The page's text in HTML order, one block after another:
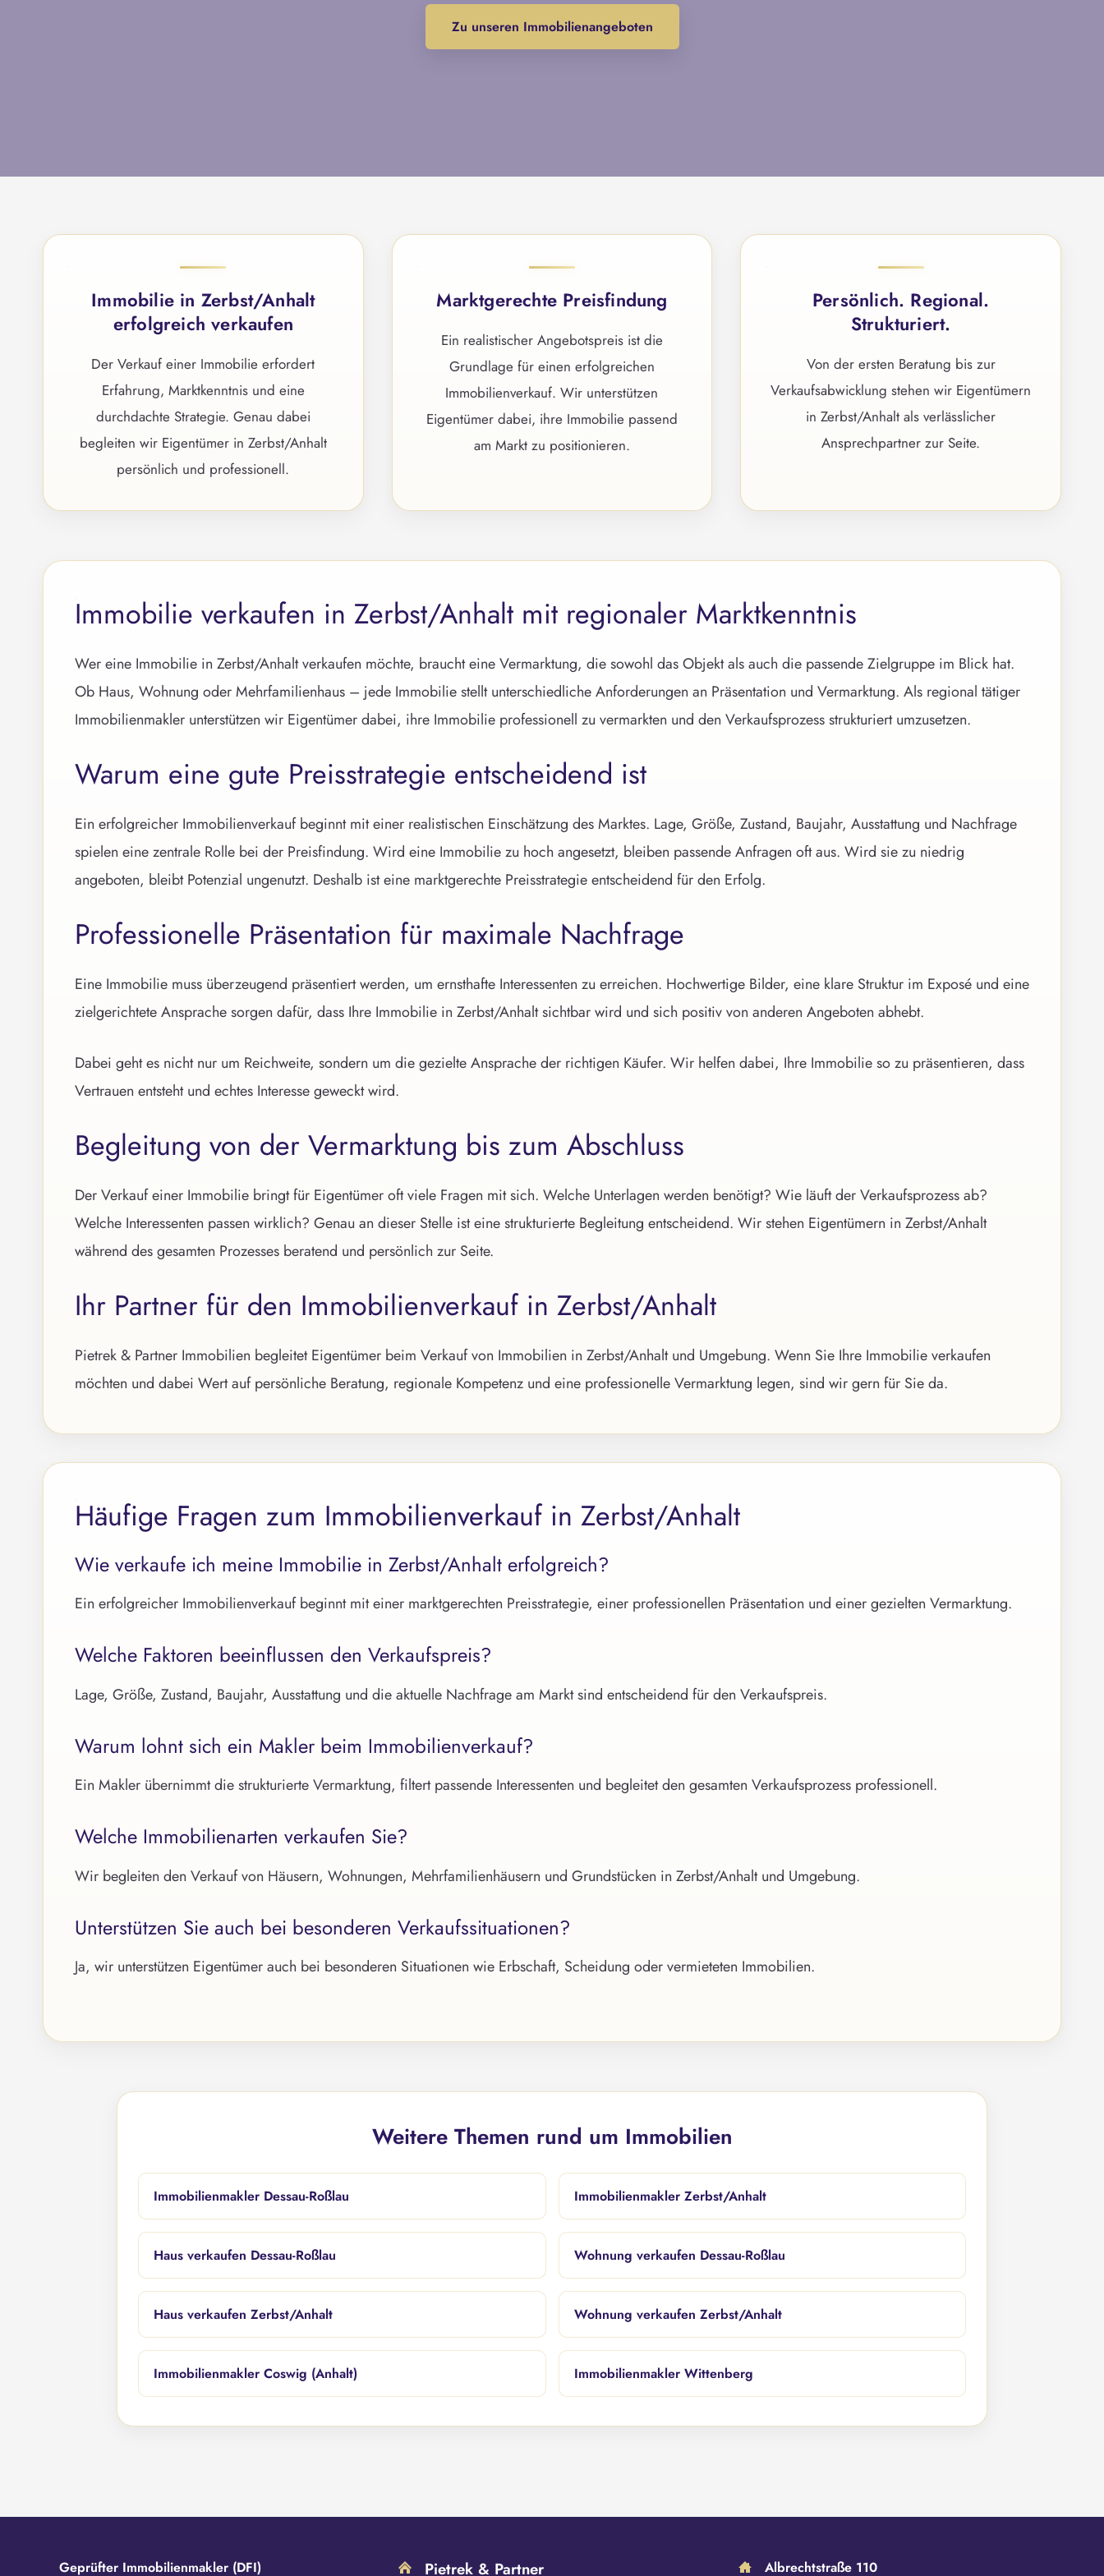
Zu unseren Immobilienangeboten
Immobilie in Zerbst/Anhalt
erfolgreich verkaufen
Der Verkauf einer Immobilie erfordert
Erfahrung, Marktkenntnis und eine
durchdachte Strategie. Genau dabei
begleiten wir Eigentümer in Zerbst/Anhalt
persönlich und professionell.
Marktgerechte Preisfindung
Ein realistischer Angebotspreis ist die
Grundlage für einen erfolgreichen
Immobilienverkauf. Wir unterstützen
Eigentümer dabei, ihre Immobilie passend
am Markt zu positionieren.
Persönlich. Regional.
Strukturiert.
Von der ersten Beratung bis zur
Verkaufsabwicklung stehen wir Eigentümern
in Zerbst/Anhalt als verlässlicher
Ansprechpartner zur Seite.
Immobilie verkaufen in Zerbst/Anhalt mit regionaler Marktkenntnis
Wer eine Immobilie in Zerbst/Anhalt verkaufen möchte, braucht eine Vermarktung, die sowohl das Objekt als auch die passende Zielgruppe im Blick hat.
Ob Haus, Wohnung oder Mehrfamilienhaus – jede Immobilie stellt unterschiedliche Anforderungen an Präsentation und Vermarktung. Als regional tätiger
Immobilienmakler unterstützen wir Eigentümer dabei, ihre Immobilie professionell zu vermarkten und den Verkaufsprozess strukturiert umzusetzen.
Warum eine gute Preisstrategie entscheidend ist
Ein erfolgreicher Immobilienverkauf beginnt mit einer realistischen Einschätzung des Marktes. Lage, Größe, Zustand, Baujahr, Ausstattung und Nachfrage
spielen eine zentrale Rolle bei der Preisfindung. Wird eine Immobilie zu hoch angesetzt, bleiben passende Anfragen oft aus. Wird sie zu niedrig
angeboten, bleibt Potenzial ungenutzt. Deshalb ist eine marktgerechte Preisstrategie entscheidend für den Erfolg.
Professionelle Präsentation für maximale Nachfrage
Eine Immobilie muss überzeugend präsentiert werden, um ernsthafte Interessenten zu erreichen. Hochwertige Bilder, eine klare Struktur im Exposé und eine
zielgerichtete Ansprache sorgen dafür, dass Ihre Immobilie in Zerbst/Anhalt sichtbar wird und sich positiv von anderen Angeboten abhebt.
Dabei geht es nicht nur um Reichweite, sondern um die gezielte Ansprache der richtigen Käufer. Wir helfen dabei, Ihre Immobilie so zu präsentieren, dass
Vertrauen entsteht und echtes Interesse geweckt wird.
Begleitung von der Vermarktung bis zum Abschluss
Der Verkauf einer Immobilie bringt für Eigentümer oft viele Fragen mit sich. Welche Unterlagen werden benötigt? Wie läuft der Verkaufsprozess ab?
Welche Interessenten passen wirklich? Genau an dieser Stelle ist eine strukturierte Begleitung entscheidend. Wir stehen Eigentümern in Zerbst/Anhalt
während des gesamten Prozesses beratend und persönlich zur Seite.
Ihr Partner für den Immobilienverkauf in Zerbst/Anhalt
Pietrek & Partner Immobilien begleitet Eigentümer beim Verkauf von Immobilien in Zerbst/Anhalt und Umgebung. Wenn Sie Ihre Immobilie verkaufen
möchten und dabei Wert auf persönliche Beratung, regionale Kompetenz und eine professionelle Vermarktung legen, sind wir gern für Sie da.
Häufige Fragen zum Immobilienverkauf in Zerbst/Anhalt
Wie verkaufe ich meine Immobilie in Zerbst/Anhalt erfolgreich?
Ein erfolgreicher Immobilienverkauf beginnt mit einer marktgerechten Preisstrategie, einer professionellen Präsentation und einer gezielten Vermarktung.
Welche Faktoren beeinflussen den Verkaufspreis?
Lage, Größe, Zustand, Baujahr, Ausstattung und die aktuelle Nachfrage am Markt sind entscheidend für den Verkaufspreis.
Warum lohnt sich ein Makler beim Immobilienverkauf?
Ein Makler übernimmt die strukturierte Vermarktung, filtert passende Interessenten und begleitet den gesamten Verkaufsprozess professionell.
Welche Immobilienarten verkaufen Sie?
Wir begleiten den Verkauf von Häusern, Wohnungen, Mehrfamilienhäusern und Grundstücken in Zerbst/Anhalt und Umgebung.
Unterstützen Sie auch bei besonderen Verkaufssituationen?
Ja, wir unterstützen Eigentümer auch bei besonderen Situationen wie Erbschaft, Scheidung oder vermieteten Immobilien.
Weitere Themen rund um Immobilien
Immobilienmakler Dessau-Roßlau Immobilienmakler Zerbst/Anhalt
Haus verkaufen Dessau-Roßlau Wohnung verkaufen Dessau-Roßlau
Haus verkaufen Zerbst/Anhalt Wohnung verkaufen Zerbst/Anhalt
Immobilienmakler Coswig (Anhalt) Immobilienmakler Wittenberg
Geprüfter Immobilienmakler (DFI) Pietrek & Partner Albrechtstraße 110